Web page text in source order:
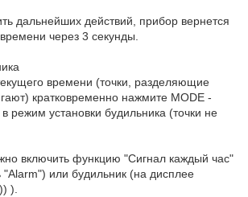
дальнейших действий, прибор вернется
через 3 секунды.
времени (точки, разделяющие
кратковременно нажмите MODE -
режим установки будильника (точки не
включить функцию "Сигнал каждый час"
"Alarm") или будильник (на дисплее
).